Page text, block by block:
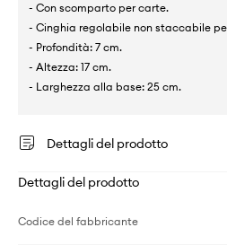
- Con scomparto per carte.
- Cinghia regolabile non staccabile
- Profondità: 7 cm.
- Altezza: 17 cm.
- Larghezza alla base: 25 cm.
Dettagli del prodotto
Dettagli del prodotto
Codice del fabbricante